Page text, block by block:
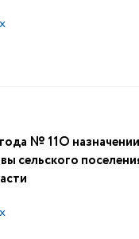
№ 11О
сельского